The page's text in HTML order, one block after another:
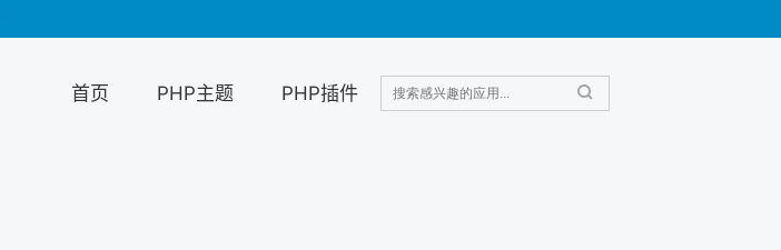
首页 PHP主题 PHP插件